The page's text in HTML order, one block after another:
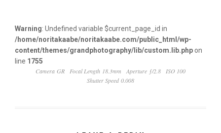
Warning: Undefined variable $current_page_id in
/home/noritakaabe/noritakaabe.com/public_html/wp-
content/themes/grandphotography/lib/custom.lib.phpon
line 1755
Camera GR
Focal Length 18.3mm Aperture ƒ/2.8
ISO 100
Shutter Speed 0.008